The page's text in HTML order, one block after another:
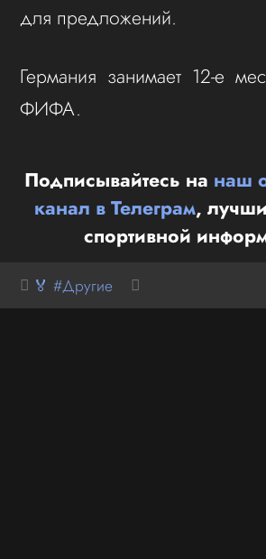
для предложений.
Германия занимает 12-е
ФИФА.
Подписывайтесь на наш
канал в Телеграм,
спортивной
🏅 #Другие